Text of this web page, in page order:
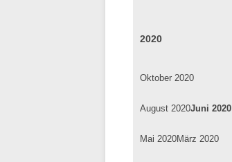
2020
Oktober 2020
August 2020Juni 2020
Mai 2020März 2020